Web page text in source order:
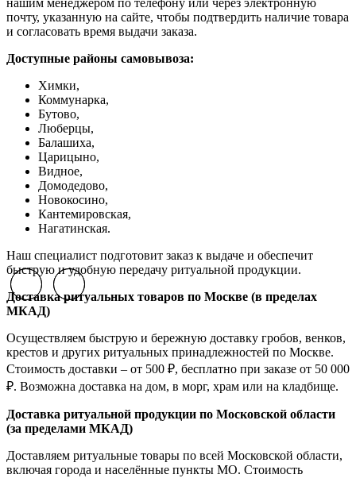
почту, указанную на сайте, чтобы подтвердить наличие товара
и согласовать время выдачи заказа.
Доступные районы самовывоза:
Химки,
Коммунарка,
Бутово,
Люберцы,
Балашиха,
Царицыно,
Видное,
Домодедово,
Новокосино,
Кантемировская,
Нагатинская.
Наш специалист подготовит заказ к выдаче и обеспечит
быструю и удобную передачу ритуальной продукции.
Доставка ритуальных товаров по Москве (в пределах
МКАД)
Осуществляем быструю и бережную доставку гробов, венков,
крестов и других ритуальных принадлежностей по Москве.
Стоимость доставки – от 500 ₽, бесплатно при заказе от 50 000
₽. Возможна доставка на дом, в морг, храм или на кладбище.
Доставка ритуальной продукции по Московской области
(за пределами МКАД)
Доставляем ритуальные товары по всей Московской области,
включая города и населённые пункты МО. Стоимость
Previous slideNext slide
Previous slideNext slide